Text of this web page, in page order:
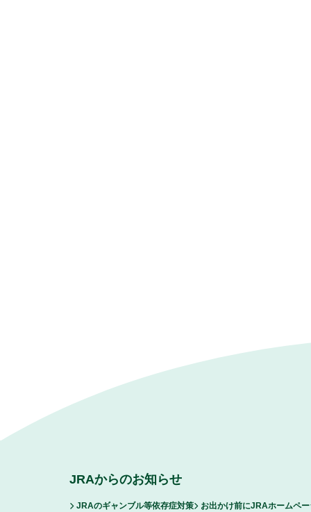
JRAからのお知らせ
JRAのギャンブル等依存症対策
お出かけ前にJRAホームペ